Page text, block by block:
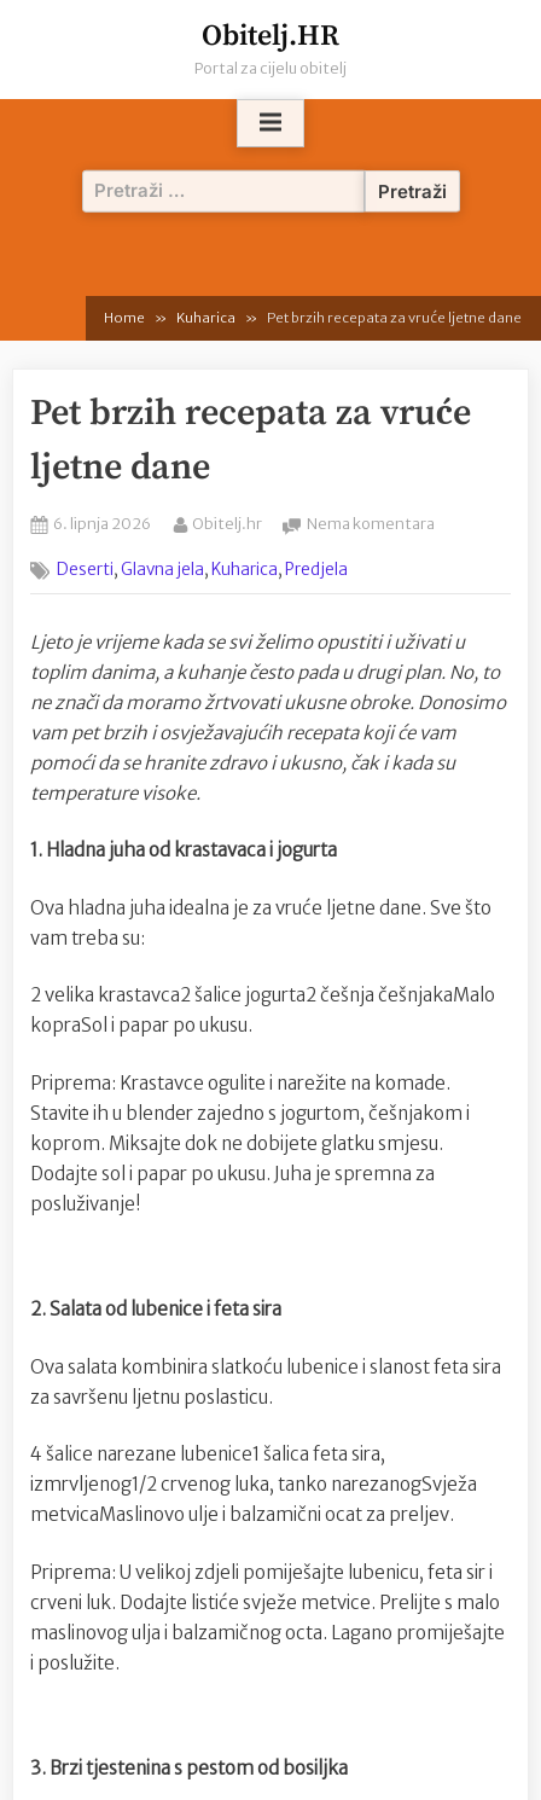
Obitelj.HR
Portal za cijelu obitelj
Pretraži:
Home Kuharica Pet brzih recepata za vruće ljetne dane
Pet brzih recepata za vruće
ljetne dane
Posted
6. lipnja 2026 By
Obitelj.hr Nema komentara
recepata
vruće
ljetne
dane
Deserti,Glavna jela,Kuharica,Predjela
Ljeto je vrijeme kada se svi želimo opustiti i uživati u
toplim danima, a kuhanje često pada u drugi plan. No, to
ne znači da moramo žrtvovati ukusne obroke. Donosimo
vam pet brzih i osvježavajućih recepata koji će vam
pomoći da se hranite zdravo i ukusno, čak i kada su
temperature visoke.
1. Hladna juha od krastavaca i jogurta
Ova hladna juha idealna je za vruće ljetne dane. Sve što
vam treba su:
2 velika krastavca2 šalice jogurta2 češnja češnjakaMalo
kopraSol i papar po ukusu.
Priprema: Krastavce ogulite i narežite na komade.
Stavite ih u blender zajedno s jogurtom, češnjakom i
koprom. Miksajte dok ne dobijete glatku smjesu.
Dodajte sol i papar po ukusu. Juha je spremna za
posluživanje!
2. Salata od lubenice i feta sira
Ova salata kombinira slatkoću lubenice i slanost feta sira
za savršenu ljetnu poslasticu.
4 šalice narezane lubenice1 šalica feta sira,
izmrvljenog1/2 crvenog luka, tanko narezanogSvježa
metvicaMaslinovo ulje i balzamični ocat za preljev.
Priprema: U velikoj zdjeli pomiješajte lubenicu, feta sir i
crveni luk. Dodajte listiće svježe metvice. Prelijte s malo
maslinovog ulja i balzamičnog octa. Lagano promiješajte
i poslužite.
3. Brzi tjestenina s pestom od bosiljka